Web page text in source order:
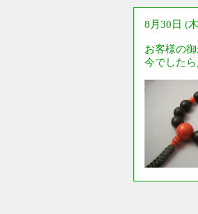
8月30日 (
お客様の
今でした